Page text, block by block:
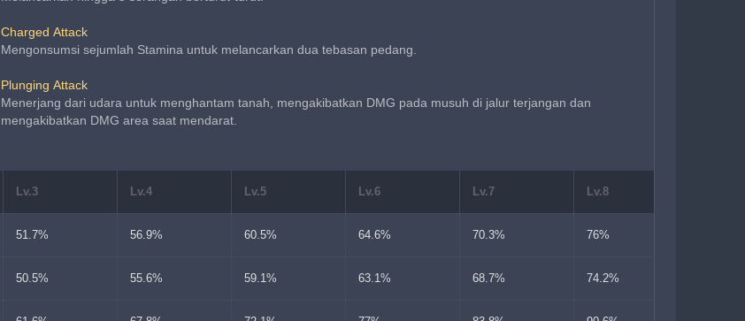
Charged Attack
Mengonsumsi sejumlah Stamina untuk melancarkan dua tebasan pedang.
Plunging Attack
Menerjang dari udara untuk menghantam tanah, mengakibatkan DMG pada musuh di jalur terjangan dan
mengakibatkan DMG area saat mendarat.
Lv.3 Lv.4 Lv.5 Lv.6 Lv.7 Lv.8
51.7% 56.9% 60.5% 64.6% 70.3% 76%
50.5% 55.6% 59.1% 63.1% 68.7% 74.2%